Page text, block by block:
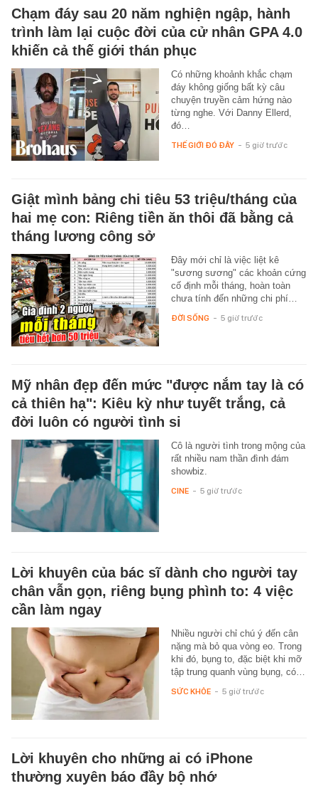
Chạm đáy sau 20 năm nghiện ngập, hành
trình làm lại cuộc đời của cử nhân GPA 4.0
khiến cả thế giới thán phục
Có những khoảnh khắc chạm
đáy không giống bất kỳ câu
chuyện truyền cảm hứng nào
từng nghe. Với Danny Ellerd,
đó…
THẾ GIỚI ĐÓ ĐÂY - 5 giờ trước
Giật mình bảng chi tiêu 53 triệu/tháng của
hai mẹ con: Riêng tiền ăn thôi đã bằng cả
tháng lương công sở
Đây mới chỉ là việc liệt kê
"sương sương" các khoản cứng
cố định mỗi tháng, hoàn toàn
chưa tính đến những chi phí…
ĐỜI SỐNG - 5 giờ trước
Mỹ nhân đẹp đến mức "được nắm tay là có
cả thiên hạ": Kiêu kỳ như tuyết trắng, cả
đời luôn có người tình si
Cô là người tình trong mộng của
rất nhiều nam thần đình đám
showbiz.
CINE - 5 giờ trước
Lời khuyên của bác sĩ dành cho người tay
chân vẫn gọn, riêng bụng phình to: 4 việc
cần làm ngay
Nhiều người chỉ chú ý đến cân
nặng mà bỏ qua vòng eo. Trong
khi đó, bụng to, đặc biệt khi mỡ
tập trung quanh vùng bụng, có…
SỨC KHỎE - 5 giờ trước
Lời khuyên cho những ai có iPhone
thường xuyên báo đầy bộ nhớ